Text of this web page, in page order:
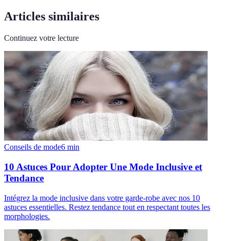
Articles similaires
Continuez votre lecture
Conseils de mode6 min
10 Astuces Pour Adopter Une Mode Inclusive et
Tendance
Intégrez la mode inclusive dans votre garde-robe avec nos 10
astuces essentielles. Restez tendance tout en respectant toutes les
morphologies.